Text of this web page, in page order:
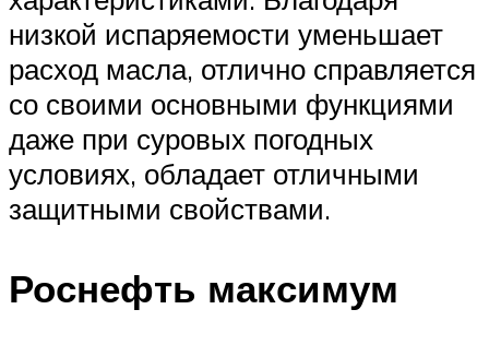
низкой испаряемости уменьшает
расход масла, отлично справляется
со своими основными функциями
даже при суровых погодных
условиях, обладает отличными
защитными свойствами.
Роснефть максимум